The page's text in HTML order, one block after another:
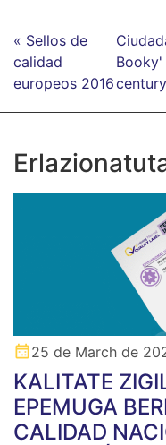
« Sellos de
calidad
europeos 2016
25 de March de
KALITATE
EPEMUGA
CALIDAD